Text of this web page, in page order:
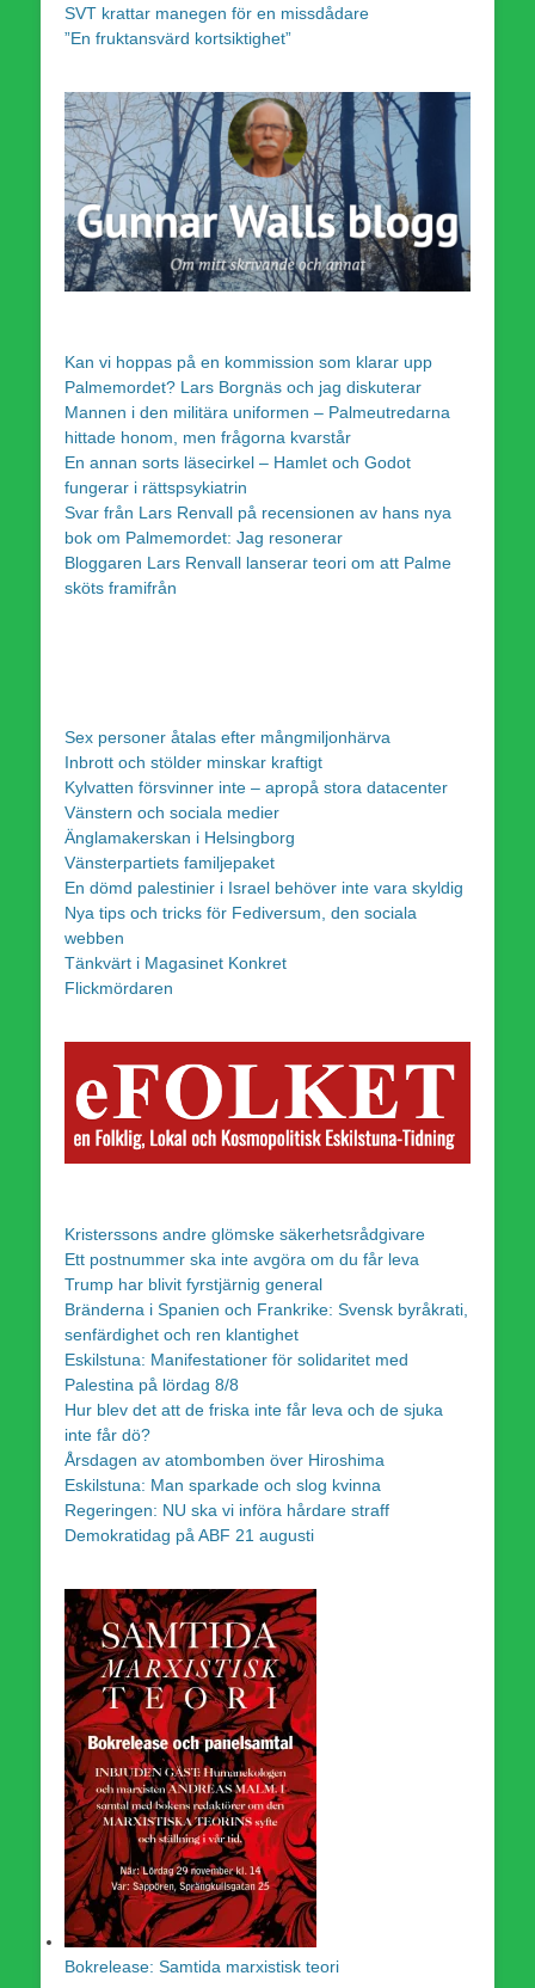
SVT krattar manegen för en missdådare
”En fruktansvärd kortsiktighet”
Kan vi hoppas på en kommission som klarar upp
Palmemordet? Lars Borgnäs och jag diskuterar
Mannen i den militära uniformen – Palmeutredarna
hittade honom, men frågorna kvarstår
En annan sorts läsecirkel – Hamlet och Godot
fungerar i rättspsykiatrin
Svar från Lars Renvall på recensionen av hans nya
bok om Palmemordet: Jag resonerar
Bloggaren Lars Renvall lanserar teori om att Palme
sköts framifrån
Sex personer åtalas efter mångmiljonhärva
Inbrott och stölder minskar kraftigt
Kylvatten försvinner inte – apropå stora datacenter
Vänstern och sociala medier
Änglamakerskan i Helsingborg
Vänsterpartiets familjepaket
En dömd palestinier i Israel behöver inte vara skyldig
Nya tips och tricks för Fediversum, den sociala
webben
Tänkvärt i Magasinet Konkret
Flickmördaren
Kristerssons andre glömske säkerhetsrådgivare
Ett postnummer ska inte avgöra om du får leva
Trump har blivit fyrstjärnig general
Bränderna i Spanien och Frankrike: Svensk byråkrati,
senfärdighet och ren klantighet
Eskilstuna: Manifestationer för solidaritet med
Palestina på lördag 8/8
Hur blev det att de friska inte får leva och de sjuka
inte får dö?
Årsdagen av atombomben över Hiroshima
Eskilstuna: Man sparkade och slog kvinna
Regeringen: NU ska vi införa hårdare straff
Demokratidag på ABF 21 augusti
Bokrelease: Samtida marxistisk teori